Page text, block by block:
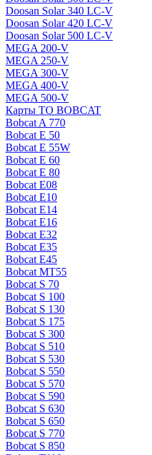
Doosan Solar 340 LC-V
Doosan Solar 420 LC-V
Doosan Solar 500 LC-V
MEGA 200-V
MEGA 250-V
MEGA 300-V
MEGA 400-V
MEGA 500-V
Карты ТО BOBCAT
Bobcat A 770
Bobcat E 50
Bobcat E 55W
Bobcat E 60
Bobcat E 80
Bobcat E08
Bobcat E10
Bobcat E14
Bobcat E16
Bobcat E32
Bobcat E35
Bobcat E45
Bobcat MT55
Bobcat S 70
Bobcat S 100
Bobcat S 130
Bobcat S 175
Bobcat S 300
Bobcat S 510
Bobcat S 530
Bobcat S 550
Bobcat S 570
Bobcat S 590
Bobcat S 630
Bobcat S 650
Bobcat S 770
Bobcat S 850